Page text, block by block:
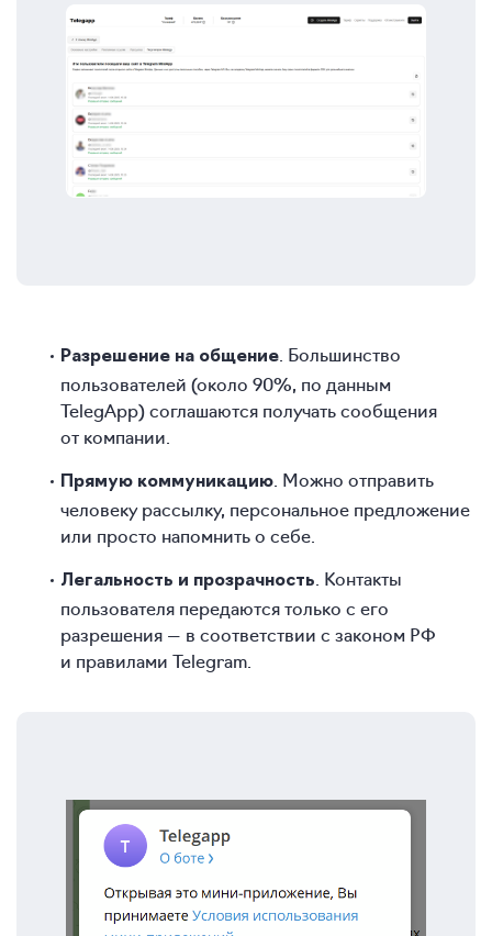
Разрешение на общение . Большинство
пользователей (около 90%, по данным
TelegApp) соглашаются получать сообщения
от компании.
Прямую коммуникацию . Можно отправить
человеку рассылку, персональное предложение
или просто напомнить о себе.
Легальность и прозрачность
. Контакты
пользователя передаются только с его
разрешения — в соответствии с законом РФ
и правилами Telegram.